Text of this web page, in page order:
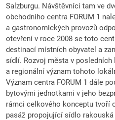
Salzburgu. Návštěvníci tam ve
obchodního centra FORUM 1
a gastronomických provozů
otevření v roce 2008 se toto
destinací místních obyvatel a
sídlí. Rozvoj města v
a regionální význam tohoto
Význam centra FORUM 1 dále
bytovými jednotkami v jeho
rámci celkového konceptu tvoří
pasáž propojující sídlo